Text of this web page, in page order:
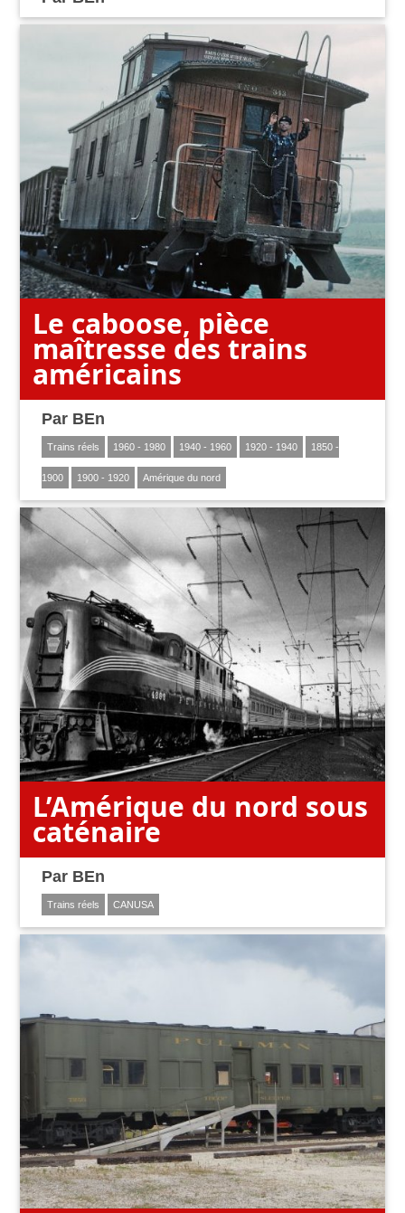
Le caboose, pièce
maîtresse des trains
américains
Par BEn
Trains réels 1960 - 1980 1940 - 1960 1920 - 1940 1850 -
1900 1900 - 1920 Amérique du nord
L’Amérique du nord sous
caténaire
Par BEn
Trains réels CANUSA